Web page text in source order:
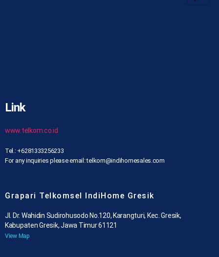
Link
www.telkom.co.id
Tel.: +6281333256233
For any inquiries please email: telkom@indihomesales.com
Grapari Telkomsel IndiHome Gresik
Jl. Dr. Wahidin Sudirohusodo No.120, Karangturi, Kec. Gresik,
Kabupaten Gresik, Jawa Timur 61121
View Map